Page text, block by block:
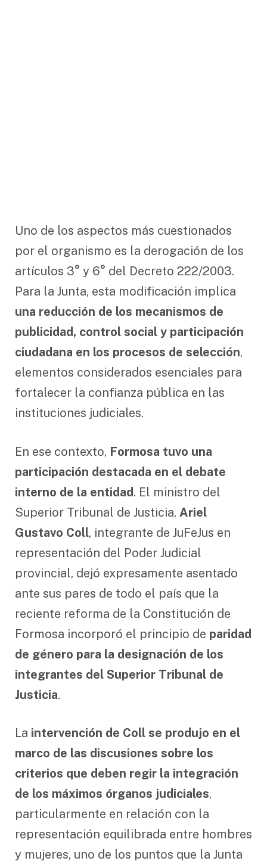
Uno de los aspectos más cuestionados
por el organismo es la derogación de los
artículos 3° y 6° del Decreto 222/2003.
Para la Junta, esta modificación implica
una reducción de los mecanismos de
publicidad, control social y participación
ciudadana en los procesos de selección,
elementos considerados esenciales para
fortalecer la confianza pública en las
instituciones judiciales.
En ese contexto, Formosa tuvo una
participación destacada en el debate
interno de la entidad. El ministro del
Superior Tribunal de Justicia, Ariel
Gustavo Coll, integrante de JuFeJus en
representación del Poder Judicial
provincial, dejó expresamente asentado
ante sus pares de todo el país que la
reciente reforma de la Constitución de
Formosa incorporó el principio de paridad
de género para la designación de los
integrantes del Superior Tribunal de
Justicia.
La intervención de Coll se produjo en el
marco de las discusiones sobre los
criterios que deben regir la integración
de los máximos órganos judiciales,
particularmente en relación con la
representación equilibrada entre hombres
y mujeres, uno de los puntos que la Junta